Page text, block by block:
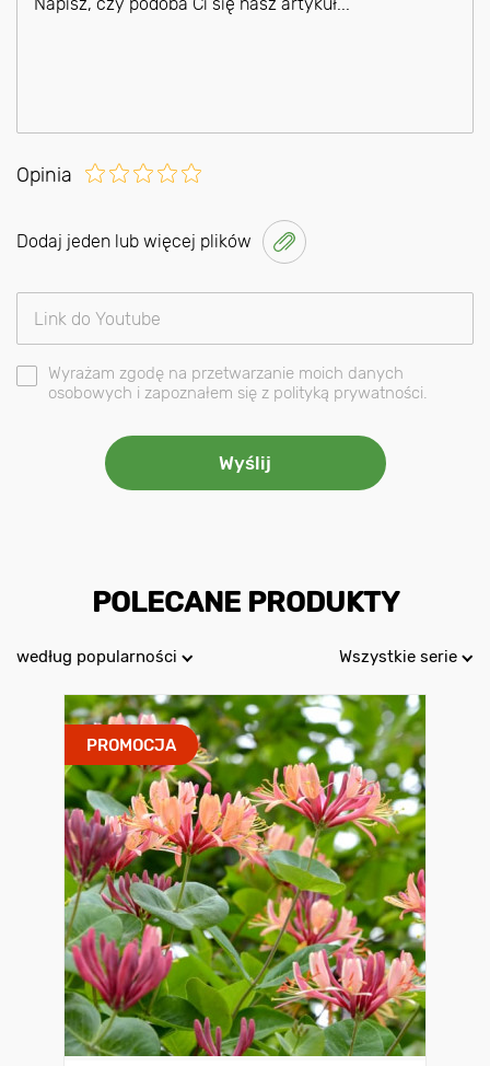
Opinia
Dodaj jeden lub więcej plików
Wyrażam zgodę na przetwarzanie moich danych
osobowych i zapoznałem się z polityką prywatności.
POLECANE PRODUKTY
według popularności Wszystkie serie
PROMOCJA